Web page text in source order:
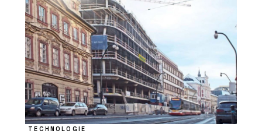
TECHNOLOGIE